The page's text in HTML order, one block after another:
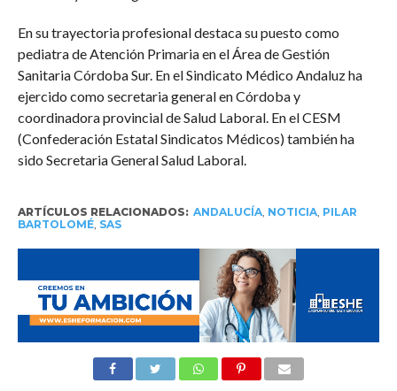
En su trayectoria profesional destaca su puesto como
pediatra de Atención Primaria en el Área de Gestión
Sanitaria Córdoba Sur. En el Sindicato Médico Andaluz ha
ejercido como secretaria general en Córdoba y
coordinadora provincial de Salud Laboral. En el CESM
(Confederación Estatal Sindicatos Médicos) también ha
sido Secretaria General Salud Laboral.
ARTÍCULOS RELACIONADOS: ANDALUCÍA, NOTICIA, PILAR
BARTOLOMÉ, SAS